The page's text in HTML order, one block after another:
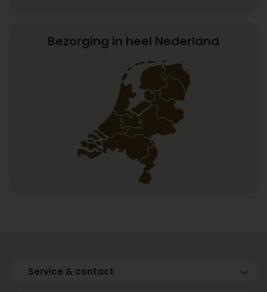
Bezorging in heel Nederland
Service & contact